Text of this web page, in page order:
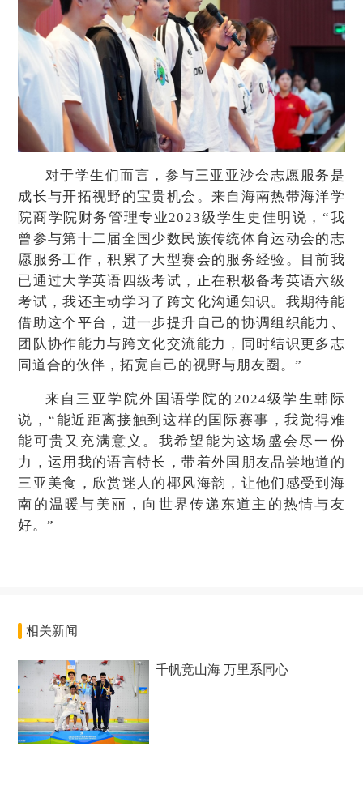
对于学生们而言，参与三亚亚沙会志愿服务是
成长与开拓视野的宝贵机会。来自海南热带海洋学
院商学院财务管理专业2023级学生史佳明说，“我
曾参与第十二届全国少数民族传统体育运动会的志
愿服务工作，积累了大型赛会的服务经验。目前我
已通过大学英语四级考试，正在积极备考英语六级
考试，我还主动学习了跨文化沟通知识。我期待能
借助这个平台，进一步提升自己的协调组织能力、
团队协作能力与跨文化交流能力，同时结识更多志
同道合的伙伴，拓宽自己的视野与朋友圈。”
来自三亚学院外国语学院的2024级学生韩际
说，“能近距离接触到这样的国际赛事，我觉得难
能可贵又充满意义。我希望能为这场盛会尽一份
力，运用我的语言特长，带着外国朋友品尝地道的
三亚美食，欣赏迷人的椰风海韵，让他们感受到海
南的温暖与美丽，向世界传递东道主的热情与友
好。”
相关新闻
千帆竞山海 万里系同心